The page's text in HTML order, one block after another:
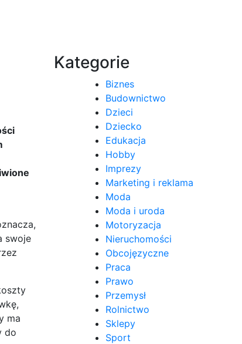
swoje
ma
do
Kategorie
Biznes
Budownictwo
Dzieci
Dziecko
Edukacja
Hobby
Imprezy
Marketing i reklama
Moda
Moda i uroda
Motoryzacja
Nieruchomości
Obcojęzyczne
Praca
Prawo
Przemysł
Rolnictwo
Sklepy
Sport